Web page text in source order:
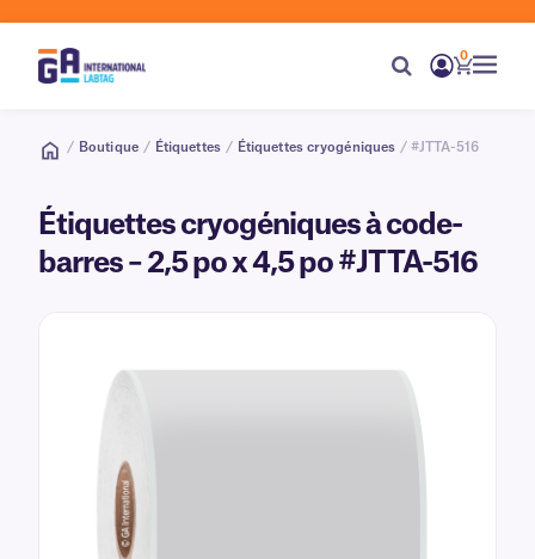
0
/ Boutique / Étiquettes / Étiquettes cryogéniques / #JTTA-516
Étiquettes cryogéniques à code-
barres – 2,5 po x 4,5 po #JTTA-516